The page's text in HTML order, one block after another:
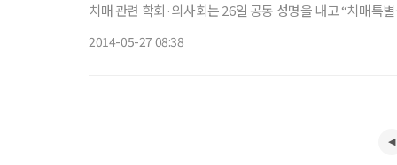
치매 관련 학회·의사회는 26일 공동 성명을 내고 “치매특별등급 의사소견서 발급자격에 한의사를 포함시키는 것은 치매에 대한 의
2014-05-27 08:38